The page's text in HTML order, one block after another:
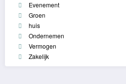
Evenement
Groen
huis
Ondernemen
Vermogen
Zakelijk